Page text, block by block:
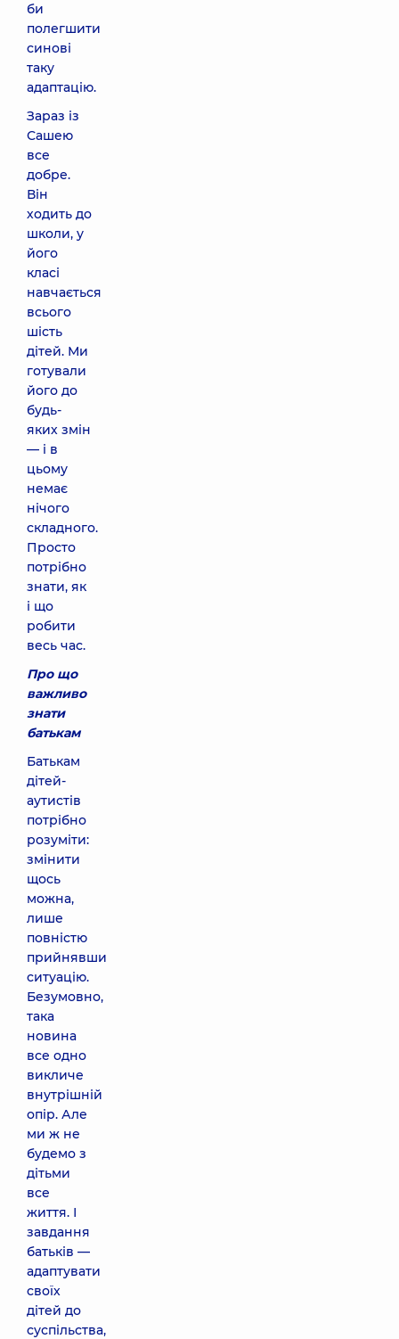
би
полегшити
синові
таку
адаптацію.
Зараз із
Сашею
все
добре.
Він
ходить до
школи, у
його
класі
навчається
всього
шість
дітей. Ми
готували
його до
будь-
яких змін
— і в
цьому
немає
нічого
складного.
Просто
потрібно
знати, як
і що
робити
весь час.
Про що
важливо
знати
батькам
Батькам
дітей-
аутистів
потрібно
розуміти:
змінити
щось
можна,
лише
повністю
прийнявши
ситуацію.
Безумовно,
така
новина
все одно
викличе
внутрішній
опір. Але
ми ж не
будемо з
дітьми
все
життя. І
завдання
батьків —
адаптувати
своїх
дітей до
суспільства,